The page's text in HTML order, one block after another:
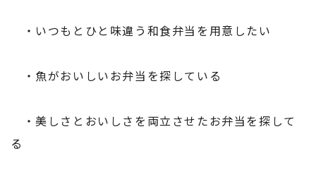
・いつもとひと味違う和食弁当を用意したい
・魚がおいしいお弁当を探している
・美しさとおいしさを両立させたお弁当を探して
る